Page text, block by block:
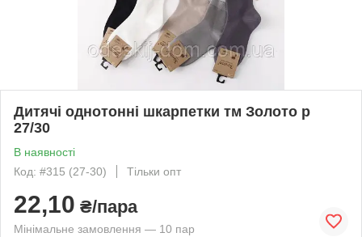
Дитячі однотонні шкарпетки тм Золото р
27/30
В наявності
Код: #315 (27-30)
Тільки опт
22,10 ₴/пара
Мінімальне замовлення — 10 пар